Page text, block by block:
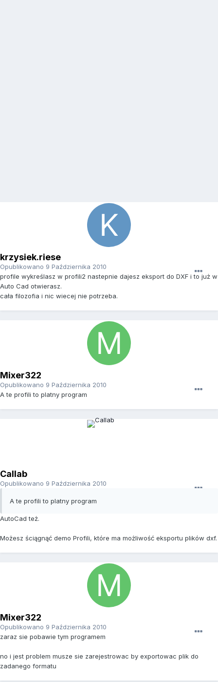
krzysiek.riese
Opublikowano 9 Października 2010
profile wykreślasz w profili2 nastepnie dajesz eksport do DXF i to już w
Auto Cad otwierasz.
cała filozofia i nic wiecej nie potrzeba.
Mixer322
Opublikowano 9 Października 2010
A te profili to platny program
Callab
Opublikowano 9 Października 2010
A te profili to platny program
AutoCad też.
Możesz ściągnąć demo Profili, które ma możliwość eksportu plików dxf.
Mixer322
Opublikowano 9 Października 2010
zaraz sie pobawie tym programem
no i jest problem musze sie zarejestrowac by exportowac plik do
zadanego formatu